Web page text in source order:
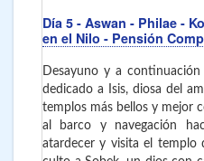
Día 5 - Aswan - Philae -
en el Nilo - Pensión
Desayuno y a
dedicado a Isis, diosa del
templos más bellos y mejor
al barco y navegación
atardecer y visita el templo